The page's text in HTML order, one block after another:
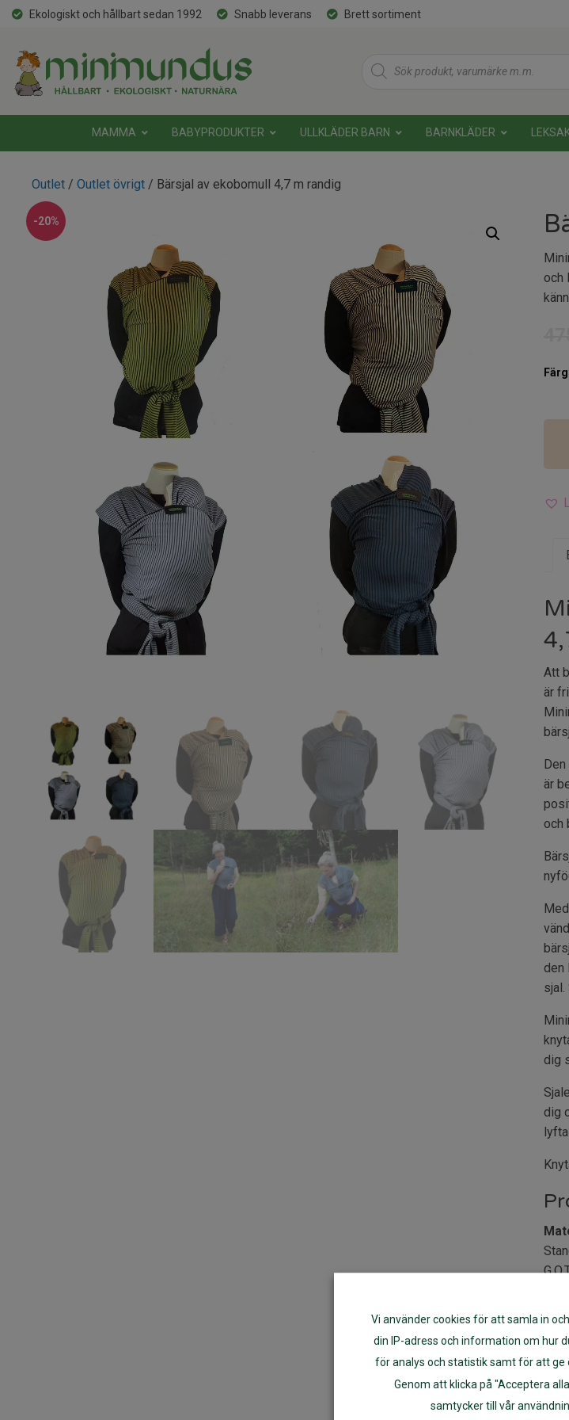
Ekologiskt och hållbart sedan 1992 Snabb leverans Brett sortiment
Products
search
MAMMA BABYPRODUKTER ULLKLÄDER BARN BARNKLÄDER
Outlet / Outlet övrigt / Bärsjal av ekobomull 4,7 m randig
-20%
och
Färg
Att
är
är
och
den
dig
dig
Vikt:
Vi använder cookies för att samla in
din IP-adress och information om hur
för analys och statistik samt för att ge
Genom att klicka på "Acceptera
samtycker till vår